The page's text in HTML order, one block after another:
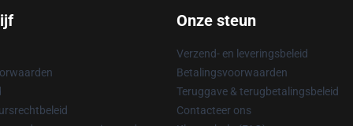
Onze steun
Verzend- en leveringsbeleid
Betalingsvoorwaarden
Teruggave & terugbetalingsbeleid
Contacteer ons